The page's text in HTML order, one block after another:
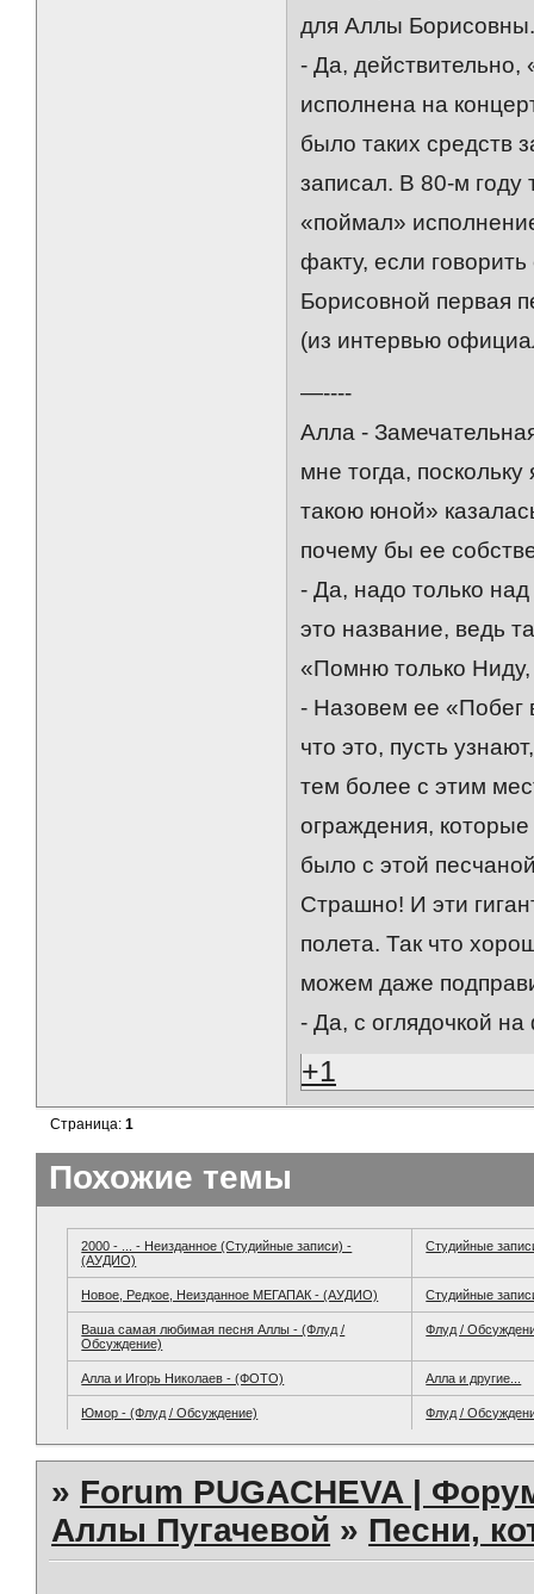
для Аллы
- Да,
исполнена на
было таких средств
записал. В 80-м году
«поймал»
факту, если
Борисовной первая
(из интервью
—----
Алла -
мне тогда,
такою юной»
почему бы ее
- Да, надо только
это название, ведь
«Помню только
- Назовем ее «Побег
что это, пусть
тем более с этим
ограждения,
было с этой
Страшно! И эти
полета. Так что
можем даже
- Да, с оглядочкой
+1
Страница:1
Похожие темы
2000 - ... - Неизданное (Студийные записи) -
(АУДИО)
Студийные
Новое, Редкое, Неизданное МЕГАПАК - (АУДИО) Студийные
Ваша самая любимая песня Аллы - (Флуд /
Обсуждение)
Флуд /
Алла и Игорь Николаев - (ФОТО) Алла и другие...
Юмор - (Флуд / Обсуждение) Флуд /
» Forum PUGACHEVA |
Аллы Пугачевой » Песни,